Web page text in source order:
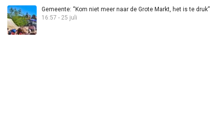
Gemeente: “Kom niet meer naar de Grote Markt, het is te druk”
16:57 - 25 juli